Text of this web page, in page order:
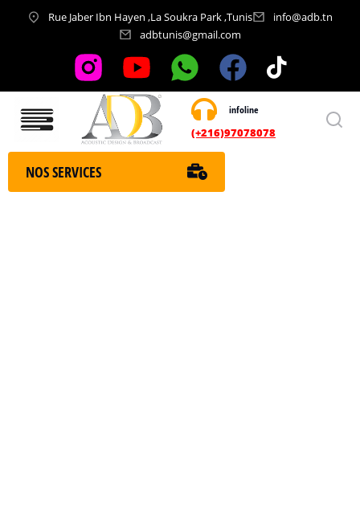
Rue Jaber Ibn Hayen ,La Soukra Park ,Tunis
info@adb.tn
adbtunis@gmail.com
infoline
(+216)97078078
Nos services
NOS SERVICES